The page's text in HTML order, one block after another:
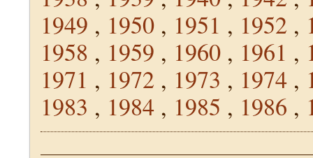
1949 , 1950 , 1951 , 1952 ,
1958 , 1959 , 1960 , 1961 ,
1971 , 1972 , 1973 , 1974 ,
1983 , 1984 , 1985 , 1986 ,